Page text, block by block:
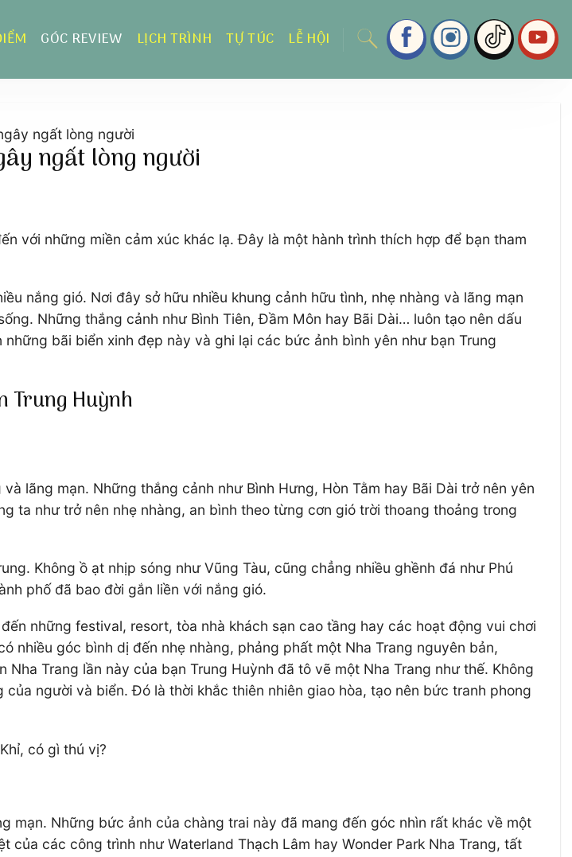
GÓC REVIEW LỊCH TRÌNH TỰ TÚC LỄ HỘI
ngất lòng người
ngất lòng người
với những miền cảm xúc khác lạ. Đây là một hành trình thích hợp để bạn tham
nắng gió. Nơi đây sở hữu nhiều khung cảnh hữu tình, nhẹ nhàng và lãng mạn
Những thắng cảnh như Bình Tiên, Đầm Môn hay Bãi Dài… luôn tạo nên dấu
bãi biển xinh đẹp này và ghi lại các bức ảnh bình yên như bạn Trung
Trung Huỳnh
lãng mạn. Những thắng cảnh như Bình Hưng, Hòn Tằm hay Bãi Dài trở nên yên
ta như trở nên nhẹ nhàng, an bình theo từng cơn gió trời thoang thoảng trong
Không ồ ạt nhịp sóng như Vũng Tàu, cũng chẳng nhiều ghềnh đá như Phú
phố đã bao đời gắn liền với nắng gió.
những festival, resort, tòa nhà khách sạn cao tầng hay các hoạt động vui chơi
nhiều góc bình dị đến nhẹ nhàng, phảng phất một Nha Trang nguyên bản,
Trang lần này của bạn Trung Huỳnh đã tô vẽ một Nha Trang như thế. Không
người và biển. Đó là thời khắc thiên nhiên giao hòa, tạo nên bức tranh phong
có gì thú vị?
mạn. Những bức ảnh của chàng trai này đã mang đến góc nhìn rất khác về một
các công trình như Waterland Thạch Lâm hay Wonder Park Nha Trang, tất